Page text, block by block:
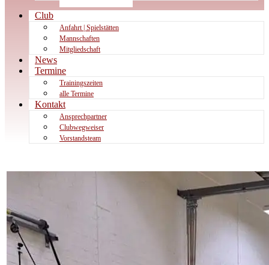
Club
Anfahrt | Spielstätten
Mannschaften
Mitgliedschaft
News
Termine
Trainingszeiten
alle Termine
Kontakt
Ansprechpartner
Clubwegweiser
Vorstandsteam